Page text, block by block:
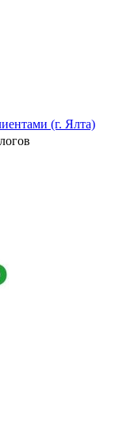
(г. Ялта)